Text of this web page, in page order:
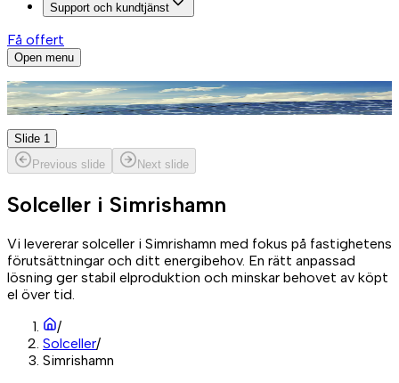
Support och kundtjänst
Få offert
Open menu
Slide 1
Previous slide
Next slide
Solceller i Simrishamn
Vi levererar solceller i Simrishamn med fokus på fastighetens
förutsättningar och ditt energibehov. En rätt anpassad
lösning ger stabil elproduktion och minskar behovet av köpt
el över tid.
/
Solceller/
Simrishamn